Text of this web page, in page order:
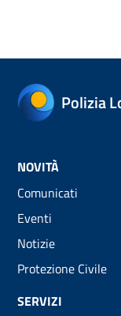
Polizia
NOVITÀ
Comunicati
Eventi
Notizie
Protezione Civile
SERVIZI